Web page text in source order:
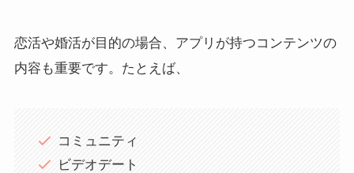
恋活や婚活が目的の場合、アプリが持つコンテンツの
内容も重要です。たとえば、
コミュニティ
ビデオデート